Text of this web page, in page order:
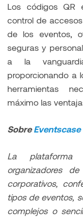
Los códigos QR
control de
de los eventos,
seguras y
a la
proporcionando a
herramientas
máximo las
SobreEventscase
La
organizadores
corporativos,
tipos de eventos,
complejos o